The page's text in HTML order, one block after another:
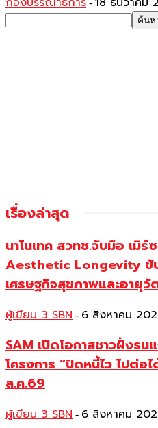
-
เรื่องล่าสุด
นาโนเทค สวทช.จับมือ เมิร์
Aesthetic Longevity ขั
เศรษฐกิจสุขภาพและอายุ
ผู้เขียน 3 SBN - 6 สิงหาคม
SAM เปิดโอกาสชาวฝั่งธ
โครงการ “ปิดหนี้ไว ไปต่
ส.ค.69
ผู้เขียน 3 SBN - 6 สิงหาคม